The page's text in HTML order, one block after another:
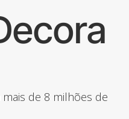
de 8 milhões de